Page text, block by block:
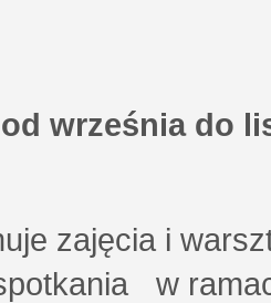
od września do
zajęcia i
w